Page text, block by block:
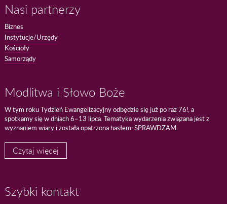
Nasi partnerzy
Biznes
Instytucje/Urzędy
Kościoły
Samorządy
Modlitwa i Słowo Boże
W tym roku Tydzień Ewangelizacyjny odbędzie się już po raz 76!, a
spotkamy się w dniach 6–13 lipca. Tematyka wydarzenia związana jest z
wyznaniem wiary i została opatrzona hasłem: SPRAWDZAM.
Czytaj więcej
Szybki kontakt